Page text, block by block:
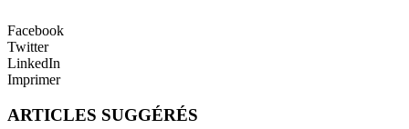
Facebook
Twitter
LinkedIn
Imprimer
ARTICLES SUGGÉRÉS